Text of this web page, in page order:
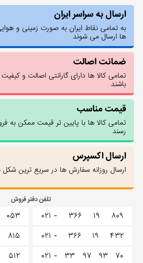
ارسال به سراسر ایران
به تمامی نقاط ایران به صورت زمینی و
ها ارسال می شوند
ضمانت اصالت
تمامی کالا ها دارای گارانتی اصالت و
باشند
قیمت مناسب
تمامی کالا ها با پایین تر قیمت ممکن به
رسند
ارسال اکسپرس
ارسال روزانه سفارش ها در سریع ترین
تلفن دفتر فروش
۰۲۱ - ۳۶۶ ۱۹
۸۰۹
۰۲۱ -
۳۶۶ ۱۹
۴۳۲
۰۲۱ -
۳۳ ۹۷ ۹۳
۷۰
۰۵۳
۸۱۵
۵۱۲